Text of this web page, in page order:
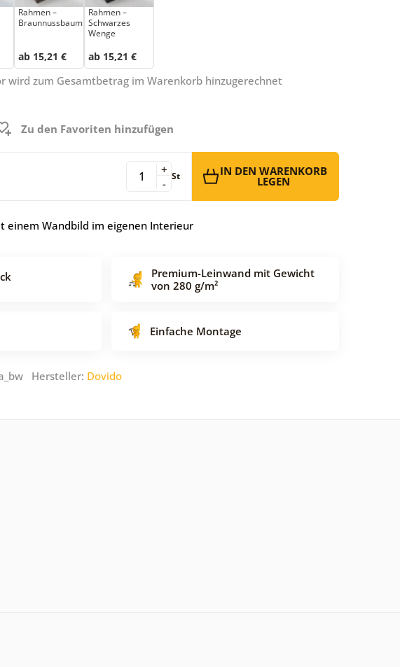
Rahmen –
Braunnussbaum
ab 15,21 €
Rahmen –
Schwarzes
Wenge
ab 15,21 €
wird zum Gesamtbetrag im Warenkorb hinzugerechnet
Zu den Favoriten hinzufügen
-
+ St IN DEN WARENKORB
LEGEN
einem Wandbild im eigenen Interieur
Premium-Leinwand mit Gewicht
von 280 g/m²
Einfache Montage
Hersteller: Dovido